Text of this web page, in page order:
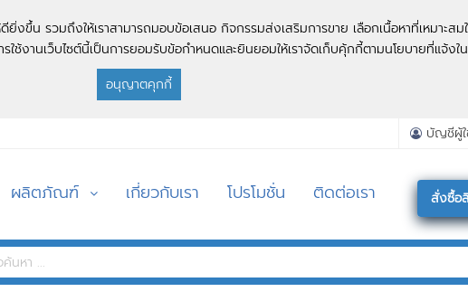
งขึ้น รวมถึงให้เราสามารถมอบข้อเสนอ กิจกรรมส่งเสริมการขาย เลือกเนื้อหาที่เหมาะ
ใช้งานเว็บไซต์นี้เป็นการยอมรับข้อกำหนดและยินยอมให้เราจัดเก็บคุ้กกี้ตามนโยบายที่แจ้งใ
อนุญาตคุกกี้
บัญชีผู้
ผลิตภัณฑ์ เกี่ยวกับเรา โปรโมชั่น ติดต่อเรา สั่งซื้อ